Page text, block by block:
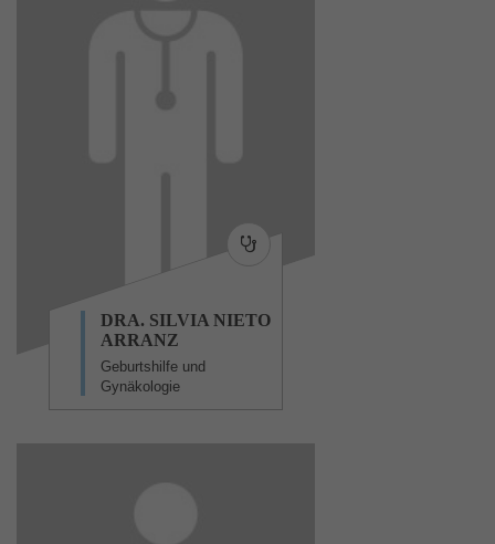
DRA. SILVIA NIETO
ARRANZ
Geburtshilfe und
Gynäkologie